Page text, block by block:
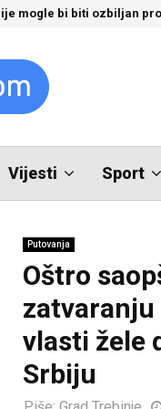
mogle bi biti ozbiljan
Vijesti Sport
Putovanja
Oštro
zatvaranju
vlasti žele
Srbiju